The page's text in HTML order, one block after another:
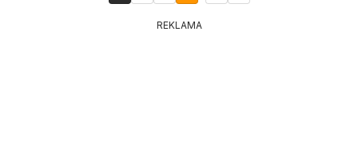
REKLAMA